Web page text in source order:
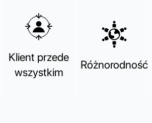
Klient przede
wszystkim
Różnorodność